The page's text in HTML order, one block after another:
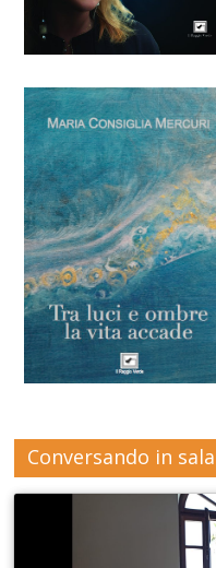
Conversando in